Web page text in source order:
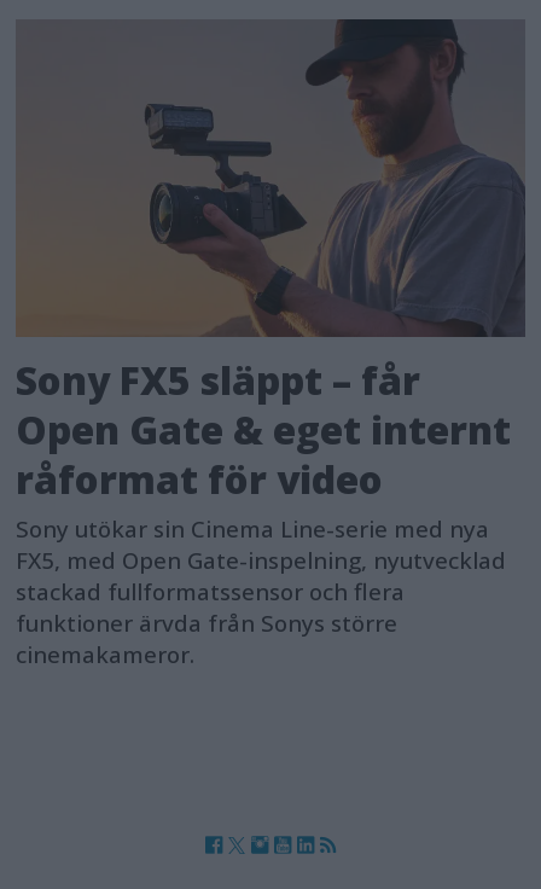
Sony FX5 släppt – får
Open Gate & eget internt
råformat för video
Sony utökar sin Cinema Line-serie med nya
FX5, med Open Gate-inspelning, nyutvecklad
stackad fullformatssensor och flera
funktioner ärvda från Sonys större
cinemakameror.